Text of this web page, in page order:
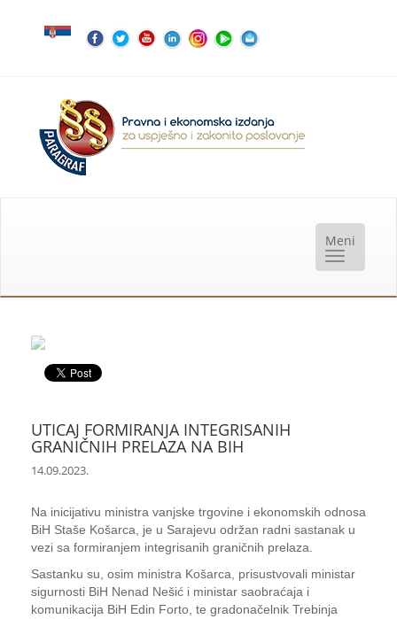
UTICAJ FORMIRANJA INTEGRISANIH
GRANIČNIH PRELAZA NA BIH
14.09.2023.
Na inicijativu ministra vanjske trgovine i ekonomskih odnosa
BiH Staše Košarca, je u Sarajevu održan radni sastanak u
vezi sa formiranjem integrisanih graničnih prelaza.
Sastanku su, osim ministra Košarca, prisustvovali ministar
sigurnosti BiH Nenad Nešić i ministar saobraćaja i
komunikacija BiH Edin Forto, te gradonačelnik Trebinja